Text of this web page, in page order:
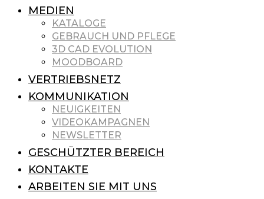
MEDIEN
KATALOGE
GEBRAUCH UND PFLEGE
3D CAD EVOLUTION
MOODBOARD
VERTRIEBSNETZ
KOMMUNIKATION
NEUIGKEITEN
VIDEOKAMPAGNEN
NEWSLETTER
GESCHÜTZTER BEREICH
KONTAKTE
ARBEITEN SIE MIT UNS